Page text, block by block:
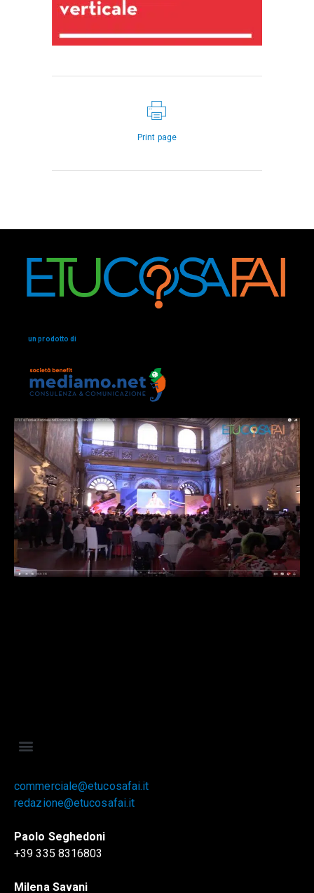
Print page
un prodotto di
commerciale@etucosafai.it
redazione@etucosafai.it
Paolo Seghedoni
+39 335 8316803
Milena Savani